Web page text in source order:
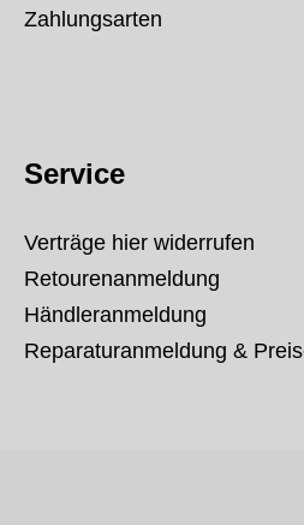
Zahlungsarten
Service
Verträge hier widerrufen
Retourenanmeldung
Händleranmeldung
Reparaturanmeldung &